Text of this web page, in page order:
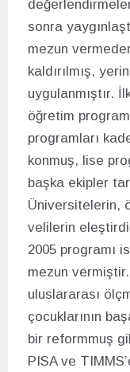
sonra
mezun
kaldırılmış,
uygulanmıştır.
öğretim
programları
konmuş, lise
başka ekipler
Üniversitelerin,
velilerin
2005 programı
mezun
uluslararası
çocuklarının
bir reformmuş
PISA ve